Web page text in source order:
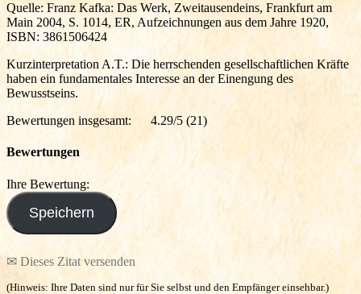
Quelle: Franz Kafka: Das Werk, Zweitausendeins, Frankfurt am
Main 2004, S. 1014, ER, Aufzeichnungen aus dem Jahre 1920,
ISBN: 3861506424
Kurzinterpretation A.T.: Die herrschenden gesellschaftlichen Kräfte
haben ein fundamentales Interesse an der Einengung des
Bewusstseins.
Bewertungen insgesamt:
4.29/5 (21)
Bewertungen
Ihre Bewertung:
✉ Dieses Zitat versenden
(Hinweis: Ihre Daten sind nur für Sie selbst und den Empfänger einsehbar.)